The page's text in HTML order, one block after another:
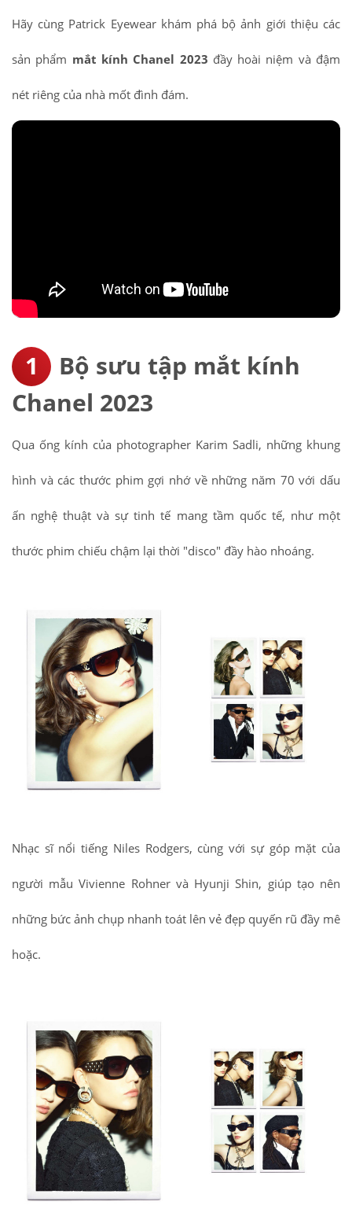
Hãy cùng Patrick Eyewear khám phá bộ ảnh giới thiệu các
sản phẩm mắt kính Chanel 2023 đầy hoài niệm và đậm
nét riêng của nhà mốt đình đám.
Bộ sưu tập mắt kính
Chanel 2023
Qua ống kính của photographer Karim Sadli, những khung
hình và các thước phim gợi nhớ về những năm 70 với dấu
ấn nghệ thuật và sự tinh tế mang tầm quốc tế, như một
thước phim chiếu chậm lại thời "disco" đầy hào nhoáng.
Nhạc sĩ nổi tiếng Niles Rodgers, cùng với sự góp mặt của
người mẫu Vivienne Rohner và Hyunji Shin, giúp tạo nên
những bức ảnh chụp nhanh toát lên vẻ đẹp quyến rũ đầy mê
hoặc.